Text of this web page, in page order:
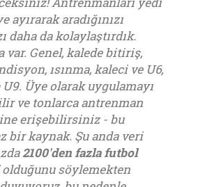
ayırarak aradığınızı
daha da kolaylaştırdık.
var. Genel, kalede bitiriş,
ısınma, kaleci ve U6,
U9. Üye olarak uygulamayı
ve tonlarca antrenman
erişebilirsiniz - bu
bir kaynak. Şu anda veri
2100'den fazla futbol
olduğunu söylemekten